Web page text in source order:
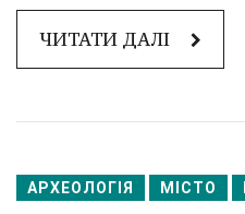
ЧИТАТИ ДАЛІ
АРХЕОЛОГІЯ МІСТО